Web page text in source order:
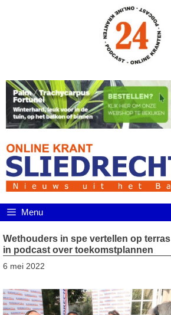
Menu
Wethouders in spe vertellen op terras
in podcast over toekomstplannen
6 mei 2022